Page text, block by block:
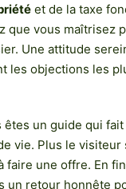
et de la taxe
que vous maîtrisez
Une attitude
les objections les
êtes un guide qui
vie. Plus le visiteur
faire une offre. En
un retour honnête